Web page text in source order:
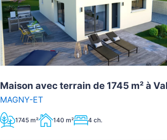
Maison avec terrain de 1745 m² à
MAGNY-ET
1745 m² 140 m² 4 ch.